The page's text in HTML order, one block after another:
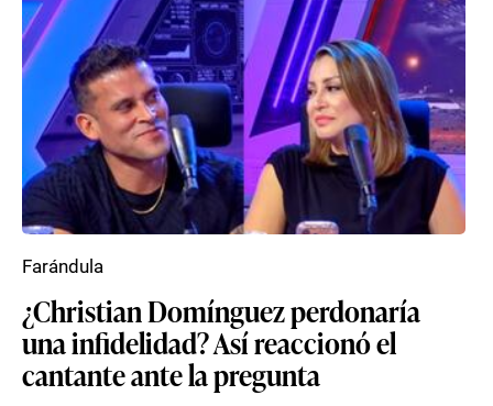
¿Christian Domínguez perdonaría
una infidelidad? Así reaccionó el
cantante ante la pregunta
Farándula